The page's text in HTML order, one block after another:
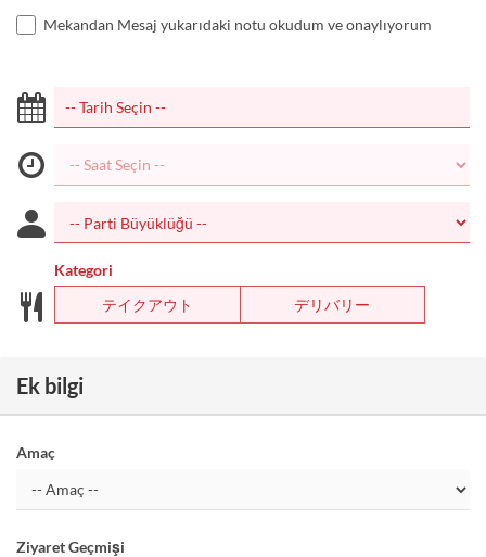
Mekandan Mesaj yukarıdaki notu okudum ve onaylıyorum
Kategori
テイクアウト
デリバリー
Ek bilgi
Amaç
Ziyaret Geçmişi